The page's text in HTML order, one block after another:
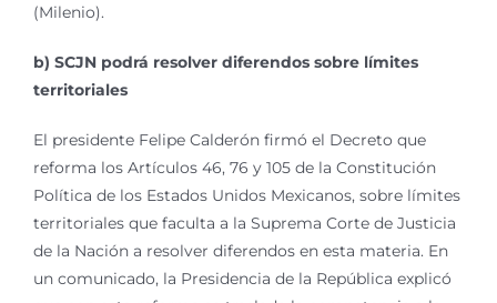
(Milenio).
b) SCJN podrá resolver diferendos sobre límites
territoriales
El presidente Felipe Calderón firmó el Decreto que
reforma los Artículos 46, 76 y 105 de la Constitución
Política de los Estados Unidos Mexicanos, sobre límites
territoriales que faculta a la Suprema Corte de Justicia
de la Nación a resolver diferendos en esta materia. En
un comunicado, la Presidencia de la República explicó